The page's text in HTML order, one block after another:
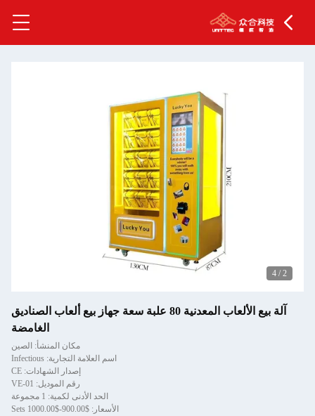
2
/
4
آلة بيع الألعاب المعدنية 80 علبة سعة جهاز بيع ألعاب الصناديق
الغامضة
مكان المنشأ: الصين
اسم العلامة التجارية: Infectious
إصدار الشهادات: CE
رقم الموديل: VE-01
الحد الأدنى لكمية: 1 مجموعة
الأسعار: $900.00-$1000.00 Sets